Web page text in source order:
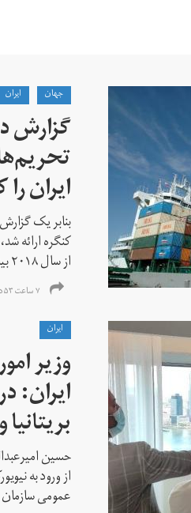
جهان ايران
گزارش
ایران
بنابر یک
کنگره ارائه
از سال ۲۰۱۸ بیش از ۷۰...
۷ ساعت ۵۳ دقیقه پیش
ايران
وزیر
ایران:
حسین
از ورود به
عمومی